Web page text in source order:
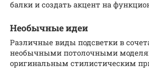
балки и создать акцент на
Необычные идеи
Различные виды подсветки в
необычными потолочными
оригинальным стилистическим